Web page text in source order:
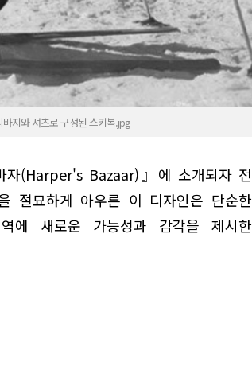
지와 셔츠로 구성된 스키복.jpg
자(Harper's Bazaar)』에 소개되자 전
절묘하게 아우른 이 디자인은 단순한
에 새로운 가능성과 감각을 제시한